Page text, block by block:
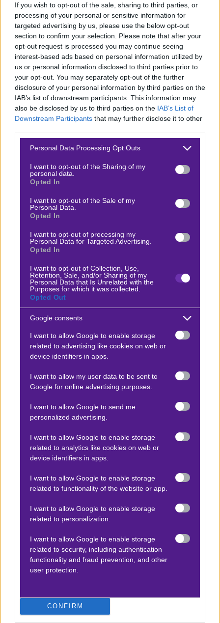
If you wish to opt-out of the sale, sharing to third parties, or
processing of your personal or sensitive information for
targeted advertising by us, please use the below opt-out
section to confirm your selection. Please note that after your
opt-out request is processed you may continue seeing
interest-based ads based on personal information utilized by
us or personal information disclosed to third parties prior to
your opt-out. You may separately opt-out of the further
disclosure of your personal information by third parties on the
IAB’s list of downstream participants. This information may
also be disclosed by us to third parties on the IAB’s List of
Downstream Participants that may further disclose it to other
Please note that this website/app uses one or more Google
not limited to your visit or usage behaviour. You may click to
grant or deny consent to Google and its third-party tags to
use your data for below specified purposes in below Google
consent section.
Personal Data Processing Opt Outs
I want to opt-out of the Sharing of my
personal data.
Opted In
I want to opt-out of the Sale of my
Personal Data.
Opted In
I want to opt-out of processing my
Personal Data for Targeted Advertising.
Opted In
I want to opt-out of Collection, Use,
Retention, Sale, and/or Sharing of my
Personal Data that Is Unrelated with the
Purposes for which it was collected.
Opted Out
Google consents
I want to allow Google to enable storage
related to advertising like cookies on web or
device identifiers in apps.
I want to allow my user data to be sent to
Google for online advertising purposes.
I want to allow Google to send me
personalized advertising.
I want to allow Google to enable storage
related to analytics like cookies on web or
device identifiers in apps.
I want to allow Google to enable storage
related to functionality of the website or app.
I want to allow Google to enable storage
related to personalization.
I want to allow Google to enable storage
related to security, including authentication
functionality and fraud prevention, and other
user protection.
CONFIRM
προσπαθήσουν να κερδίσουν θέση στην πρώτη στροφή
αφού φέτος πετάνε στην εκκίνηση. Δεν θεωρώ ότι θα
έχουμε αρκετές εγκαταλείψεις για αυτό θα πάω με το
να τερματίσουν τουλάχιστον 18 μονοθέσια. Μαζί με
αυτήν την επιλογή θα προσθέσω και τον Οκόν να
τερματίσει πιο ψηλά από τον Μπίρμαν, σε έναcombo
που διπλασιάζει. Δεν βρίσκω κάτι άλλο το οποίο
αξίζει ποντάρισμα και για αυτό θα πάω με αυτήν την
«safe» επιλογή.
Δείτε με ένα κλικ τις καλύτερες προσφορές της ημέρας
Ο Φώτης Μερτζανίδης προτείνει:
Γκραν Πρι Μονακό
Over 17,5 οδηγοί που θα καταταχθούν & Οκόν Η2Η
Μπίρμαν: 1
2.00
Αποτέλεσμα: 15 οδηγοί στην κατάταξη
Προσφορές*
Βαθμολογίες Ελλάδα - Stoiximan
Βαθμολογίες Aγγλία – Premier league
Βαθμολογίες Ισπανίας- La liga
Βαθμολογίες Ιταλίας- Serie A
Βαθμολογίες Γαλλίας-League 1
ΣΤΟΙΧΗΜΑ
Κουπόνι στοιχήματος ΟΠΑΠ
To bet builder της ημέρας
Αναλύσεις αγώνων
Μακροχρόνια Στοιχήματα
Ψαγμένα ειδικά στοιχήματα